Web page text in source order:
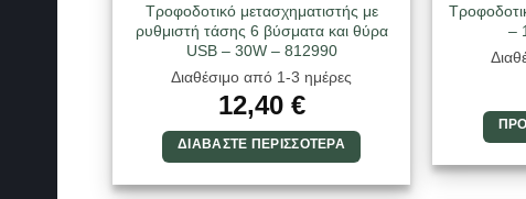
Τροφοδοτικό μετασχηματιστής με
ρυθμιστή τάσης 6 βύσματα και θύρα
USB – 30W – 812990
Διαθέσιμο από 1-3 ημέρες
12,40 €
ΔΙΑΒΆΣΤΕ ΠΕΡΙΣΣΌΤΕΡΑ
–